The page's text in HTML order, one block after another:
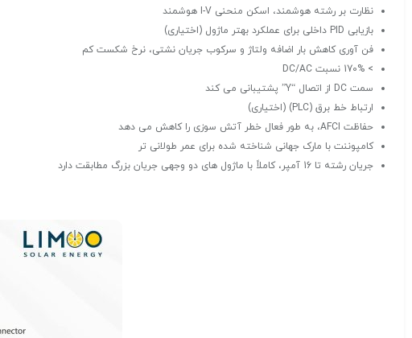
نظارت بر رشته هوشمند، اسکن منحنی I-V هوشمند
بازیابی PID داخلی برای عملکرد بهتر ماژول (اختیاری)
فن آوری کاهش بار اضافه ولتاژ و سرکوب جریان نشتی، نرخ شکست کم
> 170% نسبت DC/AC
سمت DC از اتصال “Y” پشتیبانی می کند
ارتباط خط برق (PLC) (اختیاری)
حفاظت AFCI، به طور فعال خطر آتش سوزی را کاهش می دهد
کامپوننت با مارک جهانی شناخته شده برای عمر طولانی تر
جریان رشته تا 16 آمپر، کاملاً با ماژول های دو وجهی جریان بزرگ مطابقت دارد